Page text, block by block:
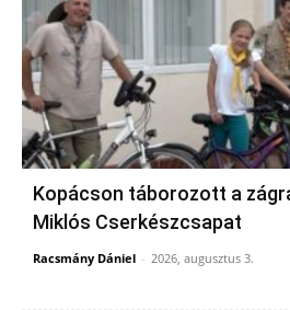
Kopácson táborozott a
Miklós Cserkészcsapat
Racsmány Dániel - 2026, augusztus 3.